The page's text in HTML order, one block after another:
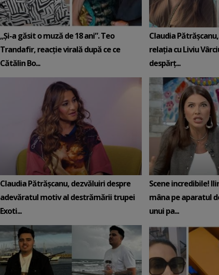
„Și-a găsit o muză de 18 ani”. Teo
Trandafir, reacție virală după ce ce
Cătălin Bo...
Claudia
relația cu Liviu
despărț...
Claudia Pătrășcanu, dezvăluiri despre
adevăratul motiv al destrămării trupei
Exoti...
Scene incredibile!
mâna pe aparatul
unui pa...